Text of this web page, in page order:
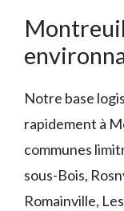
Notre base
rapidement à
communes
sous-Bois,
Romainville,